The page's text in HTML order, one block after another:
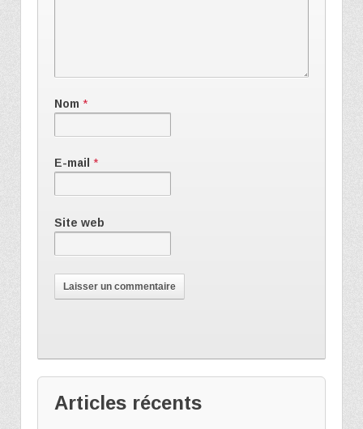
Nom *
E-mail *
Site web
Articles récents